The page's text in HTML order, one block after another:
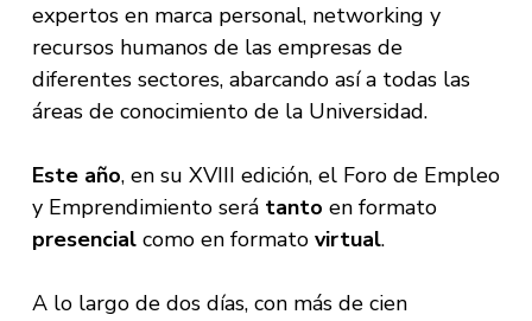
expertos en marca personal, networking y
recursos humanos de las empresas de
diferentes sectores, abarcando así a todas las
áreas de conocimiento de la Universidad.
Este año, en su XVIII edición, el Foro de Empleo
y Emprendimiento será tanto en formato
presencialcomo en formato virtual.
A lo largo de dos días, con más de cien